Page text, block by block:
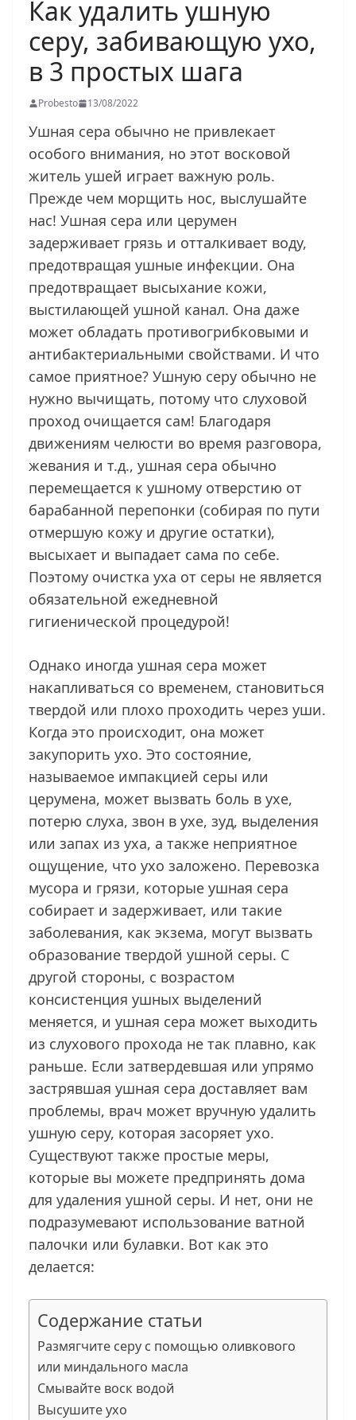
Как удалить ушную
серу, забивающую ухо,
в 3 простых шага
Probesto 13/08/2022
Ушная сера обычно не привлекает
особого внимания, но этот восковой
житель ушей играет важную роль.
Прежде чем морщить нос, выслушайте
нас! Ушная сера или церумен
задерживает грязь и отталкивает воду,
предотвращая ушные инфекции. Она
предотвращает высыхание кожи,
выстилающей ушной канал. Она даже
может обладать противогрибковыми и
антибактериальными свойствами. И что
самое приятное? Ушную серу обычно не
нужно вычищать, потому что слуховой
проход очищается сам! Благодаря
движениям челюсти во время разговора,
жевания и т.д., ушная сера обычно
перемещается к ушному отверстию от
барабанной перепонки (собирая по пути
отмершую кожу и другие остатки),
высыхает и выпадает сама по себе.
Поэтому очистка уха от серы не является
обязательной ежедневной
гигиенической процедурой!
Однако иногда ушная сера может
накапливаться со временем, становиться
твердой или плохо проходить через уши.
Когда это происходит, она может
закупорить ухо. Это состояние,
называемое импакцией серы или
церумена, может вызвать боль в ухе,
потерю слуха, звон в ухе, зуд, выделения
или запах из уха, а также неприятное
ощущение, что ухо заложено. Перевозка
мусора и грязи, которые ушная сера
собирает и задерживает, или такие
заболевания, как экзема, могут вызвать
образование твердой ушной серы. С
другой стороны, с возрастом
консистенция ушных выделений
меняется, и ушная сера может выходить
из слухового прохода не так плавно, как
раньше. Если затвердевшая или упрямо
застрявшая ушная сера доставляет вам
проблемы, врач может вручную удалить
ушную серу, которая засоряет ухо.
Существуют также простые меры,
которые вы можете предпринять дома
для удаления ушной серы. И нет, они не
подразумевают использование ватной
палочки или булавки. Вот как это
делается:
Содержание статьи
Размягчите серу с помощью оливкового
или миндального масла
Смывайте воск водой
Высушите ухо